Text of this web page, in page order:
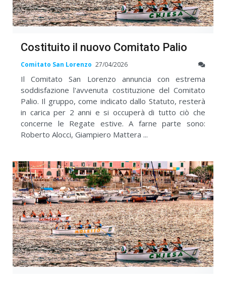
Costituito il nuovo Comitato Palio
Comitato San Lorenzo 27/04/2026
Il Comitato San Lorenzo annuncia con estrema
soddisfazione l'avvenuta costituzione del Comitato
Palio. Il gruppo, come indicato dallo Statuto, resterà
in carica per 2 anni e si occuperà di tutto ciò che
concerne le Regate estive. A farne parte sono:
Roberto Alocci, Giampiero Mattera ...